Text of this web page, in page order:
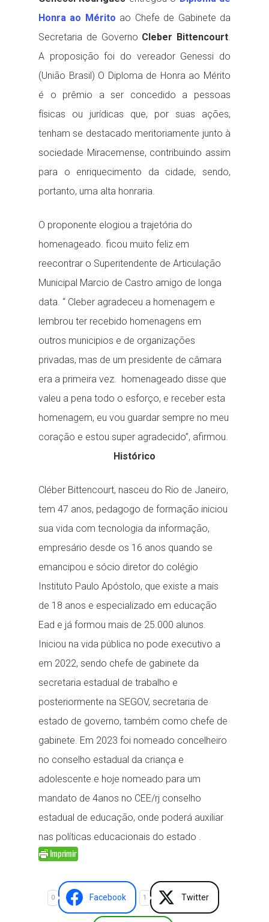
Honra ao Mérito ao Chefe de Gabinete da
Secretaria de Governo Cleber Bittencourt.
A proposição foi do vereador Genessi do
(União Brasil) O Diploma de Honra ao Mérito
é o prêmio a ser concedido a pessoas
físicas ou jurídicas que, por suas ações,
tenham se destacado meritoriamente junto à
sociedade Miracemense, contribuindo assim
para o enriquecimento da cidade, sendo,
portanto, uma alta honraria.
O proponente elogiou a trajetória do
homenageado. ficou muito feliz em
reecontrar o Superitendente de Articulação
Municipal Marcio de Castro amigo de longa
data. “ Cleber agradeceu a homenagem e
lembrou ter recebido homenagens em
outros municipios e de organizações
privadas, mas de um presidente de câmara
era a primeira vez. homenageado disse que
valeu a pena todo o esforço, e receber esta
homenagem, eu vou guardar sempre no meu
coração e estou super agradecido”, afirmou.
Histórico
Cléber Bittencourt, nasceu do Rio de Janeiro,
tem 47 anos, pedagogo de formação iniciou
sua vida com tecnologia da informação,
empresário desde os 16 anos quando se
emancipou e sócio diretor do colégio
Instituto Paulo Apóstolo, que existe a mais
de 18 anos e especializado em educação
Ead e já formou mais de 25.000 alunos.
Iniciou na vida pública no pode executivo a
em 2022, sendo chefe de gabinete da
secretaria estadual de trabalho e
posteriormente na SEGOV, secretaria de
estado de governo, também como chefe de
gabinete. Em 2023 foi nomeado concelheiro
no conselho estadual da criança e
adolescente e hoje nomeado para um
mandato de 4anos no CEE/rj conselho
estadual de educação, onde poderá auxiliar
nas políticas educacionais do estado .
0 Facebook 1 Twitter